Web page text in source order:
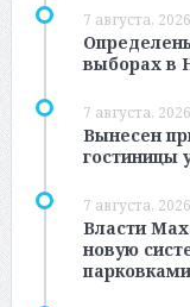
7 августа,
выборах в
7 августа,
Вынесен
гостиницы
7 августа,
Власти
новую
парковками